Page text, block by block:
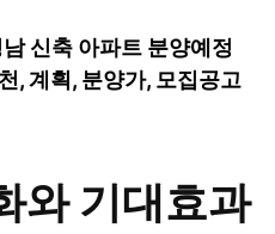
신축 아파트 분양예정
, 계획, 분양가, 모집공고
와 기대효과